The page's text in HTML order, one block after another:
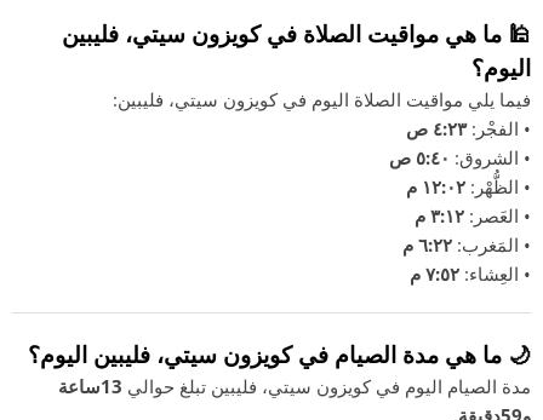
🕌 ما هي مواقيت الصلاة في كويزون سيتي، فليبين
اليوم؟
فيما يلي مواقيت الصلاة اليوم في كويزون سيتي، فليبين:
• الفجْر:٤:٢٣ ص
• الشروق: ٥:٤٠ ص
• الظُّهْر: ١٢:٠٢ م
• العَصر: ٣:١٢ م
• المَغرب: ٦:٢٢ م
• العِشاء: ٧:٥٢ م
🌙 ما هي مدة الصيام في كويزون سيتي، فليبين اليوم؟
مدة الصيام اليوم في كويزون سيتي، فليبين تبلغ حوالي
13ساعة
و59دقيقة
.